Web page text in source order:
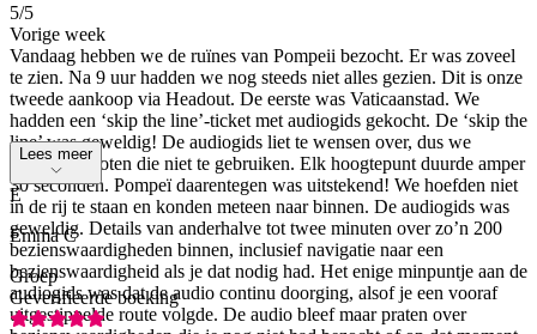
5/5
Vorige week
Vandaag hebben we de ruïnes van Pompeii bezocht. Er was zoveel
te zien. Na 9 uur hadden we nog steeds niet alles gezien. Dit is onze
tweede aankoop via Headout. De eerste was Vaticaanstad. We
hadden een ‘skip the line’-ticket met audiogids gekocht. De ‘skip the
line’ was geweldig! De audiogids liet te wensen over, dus we
hebben besloten die niet te gebruiken. Elk hoogtepunt duurde amper
30 seconden. Pompeï daarentegen was uitstekend! We hoefden niet
in de rij te staan en konden meteen naar binnen. De audiogids was
geweldig. Details van anderhalve tot twee minuten over zo’n 200
bezienswaardigheden binnen, inclusief navigatie naar een
bezienswaardigheid als je dat nodig had. Het enige minpuntje aan de
audiogids was dat de audio continu doorging, alsof je een vooraf
uitgestippelde route volgde. De audio bleef maar praten over
Lees meer
E
Emma C
Groep
Geverifieerde boeking